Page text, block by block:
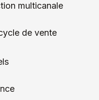
multicanale
de vente